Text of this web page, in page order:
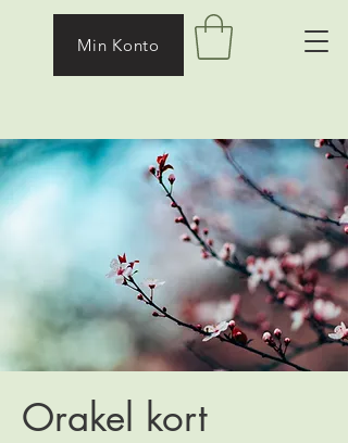
Min Konto
Orakel kort